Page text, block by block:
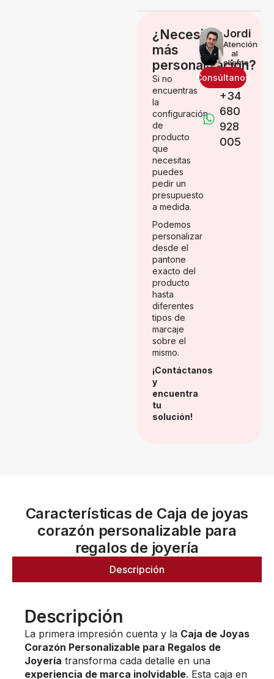
¿Necesitas
más
personalización?
Si no
encuentras
la
configuración
de
producto
que
necesitas
puedes
pedir un
presupuesto
a medida.
Podemos
personalizar
desde el
pantone
exacto del
producto
hasta
diferentes
tipos de
marcaje
sobre el
mismo.
¡Contáctanos
y
encuentra
tu
solución!
Jordi
Atención
al
cliente
Consúltanos
+34
680
928
005
Características de Caja de joyas
corazón personalizable para
regalos de joyería
Descripción
Descripción
La primera impresión cuenta y la Caja de Joyas
Corazón Personalizable para Regalos de
Joyería transforma cada detalle en una
experiencia de marca inolvidable. Esta caja en